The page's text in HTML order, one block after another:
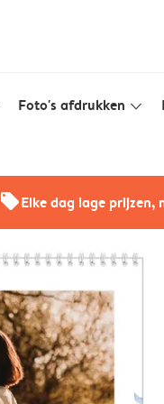
Foto's afdrukken slim_arrow_down
offersElke dag lage prijzen,